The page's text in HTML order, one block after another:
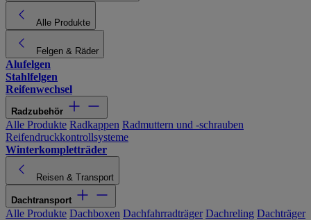
Alle Produkte
Felgen & Räder
Alufelgen
Stahlfelgen
Reifenwechsel
Radzubehör
Alle Produkte Radkappen Radmuttern und -schrauben
Reifendruckkontrollsysteme
Winterkompletträder
Reisen & Transport
Dachtransport
Alle Produkte Dachboxen Dachfahrradträger Dachreling Dachträger